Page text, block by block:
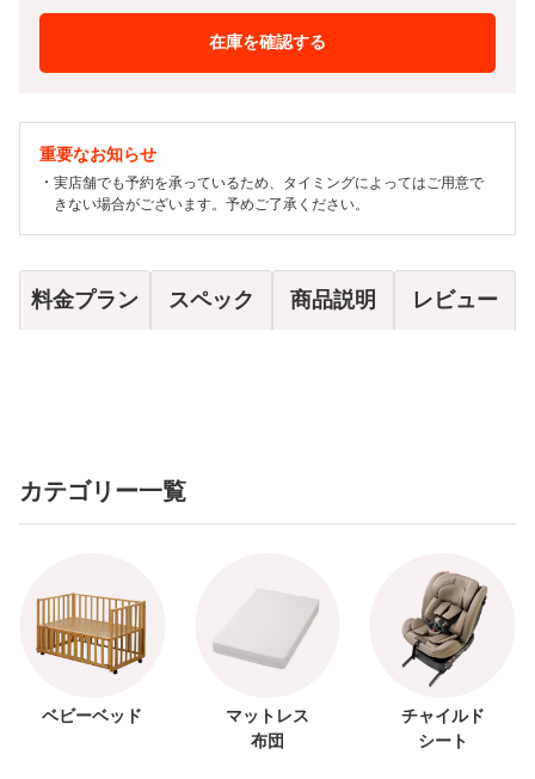
在庫を確認する
重要なお知らせ
実店舗でも予約を承っているため、タイミングによってはご用意で
きない場合がございます。予めご了承ください。
料金プラン スペック 商品説明 レビュー
カテゴリー一覧
ベビーベッド
マットレス
布団
チャイルド
シート